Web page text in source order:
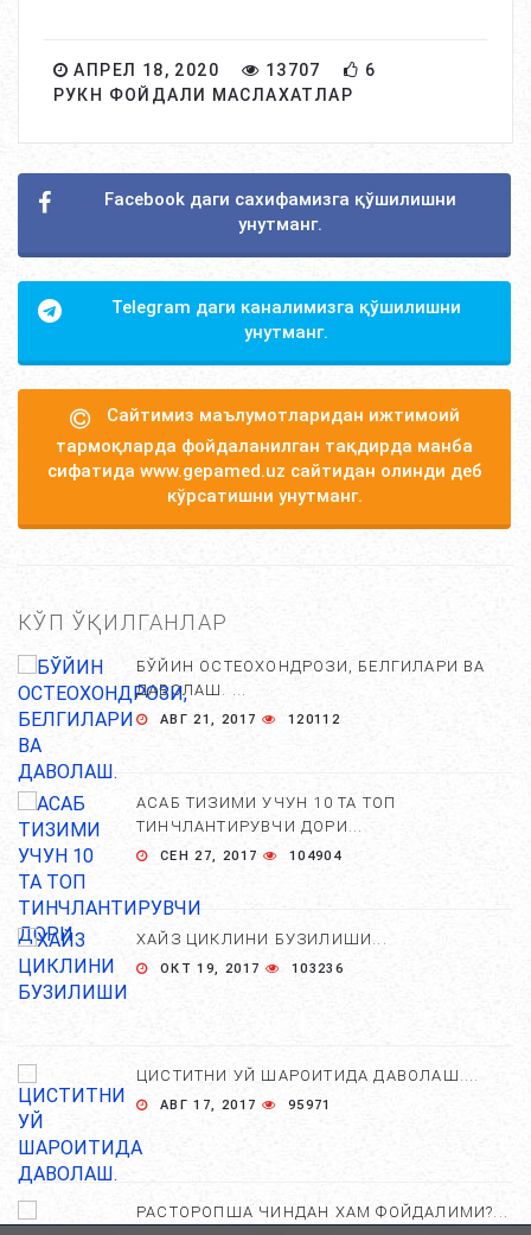
АПРЕЛ 18, 2020 13707
6
РУКН ФОЙДАЛИ МАСЛАХАТЛАР
Facebook даги сахифамизга қўшилишни
унутманг.
Telegram даги каналимизга қўшилишни
унутманг.
Сайтимиз маълумотларидан ижтимоий
тармоқларда фойдаланилган тақдирда манба
сифатида www.gepamed.uz сайтидан олинди деб
кўрсатишни унутманг.
КЎП ЎҚИЛГАНЛАР
БЎЙИН ОСТЕОХОНДРОЗИ, БЕЛГИЛАРИ ВА
ДАВОЛАШ. ...
АВГ 21, 2017 120112
АСАБ ТИЗИМИ УЧУН 10 ТА ТОП
ТИНЧЛАНТИРУВЧИ ДОРИ...
СЕН 27, 2017 104904
ХАЙЗ ЦИКЛИНИ БУЗИЛИШИ...
ОКТ 19, 2017 103236
ЦИСТИТНИ УЙ ШАРОИТИДА ДАВОЛАШ....
АВГ 17, 2017 95971
РАСТОРОПША ЧИНДАН ХАМ ФОЙДАЛИМИ?...